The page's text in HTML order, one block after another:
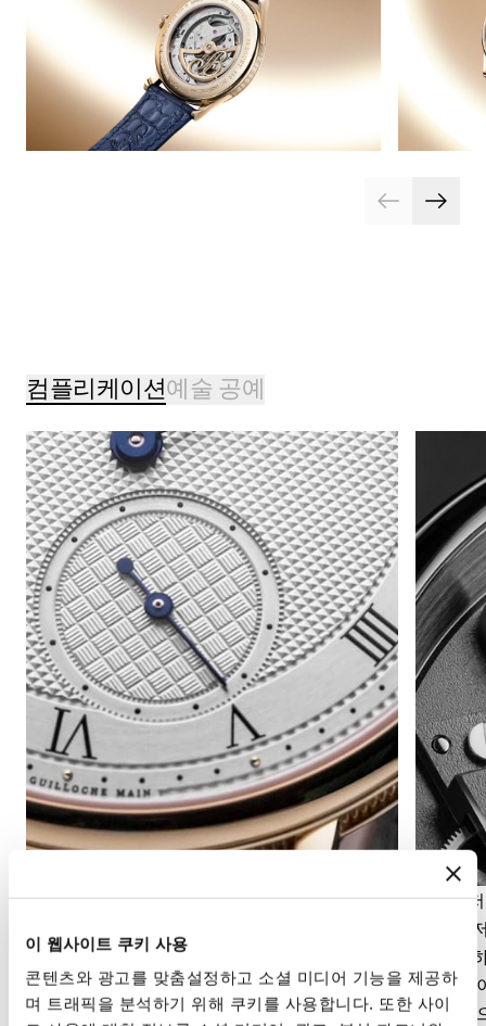
이 웹사이트 쿠키 사용
콘텐츠와 광고를 맞춤설정하고 소셜 미디어 기능을 제공하
며 트래픽을 분석하기 위해 쿠키를 사용합니다. 또한 사이
컴플리케이션예술 공예
세컨즈 디스플레이
악할 수 있게 해줍니다. 무브먼트의 구조에 따라
중앙 초침 또는 다이얼 구조에 통합된 오프센터
스몰 세컨즈의 형태를 취할 수 있습니다.
파워리
파워
딩해야
합니다.
할 수 있